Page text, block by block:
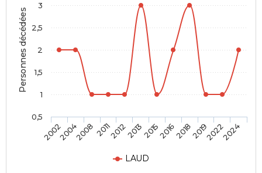
Personnes décédées
LAUD
200220042008 201120122013201520162018201920222024
0,5
1
1,5
2
2,5
3